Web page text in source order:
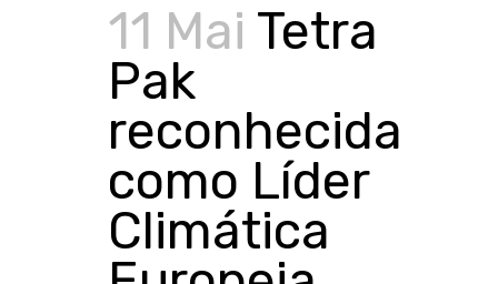
11 Mai Tetra
Pak
reconhecida
como Líder
Climática